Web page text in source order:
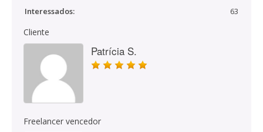
Interessados:
63
Cliente
Patrícia S.
Freelancer vencedor